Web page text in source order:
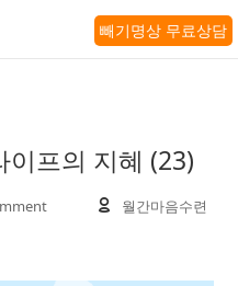
빼기명상 무료상담
이프의 지혜 (23)
월간마음수련